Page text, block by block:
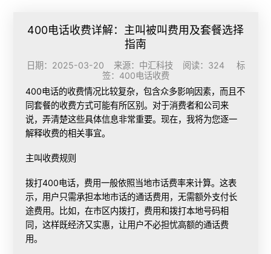
400电话收费详解：主叫被叫费用及套餐选择
指南
日期：2025-03-20 来源：中汇科技 阅读：324 标
签： 400电话收费
400电话的收费情况比较复杂，包含众多影响因素，而且不
同套餐的收费方式可能有所区别。对于消费者和公司来
说，弄清楚这些具体信息非常重要。现在，我将为您逐一
解释收费的相关事宜。
主叫收费规则
拨打400电话，费用一般依照当地市话费率来计算。这表
示，用户只需承担本地市话的通话费用，无需额外支付长
途费用。比如，在市区内拨打，费用和拨打本地号码相
同，这样既经济又实惠，让用户不必担忧高额的通话费
用。